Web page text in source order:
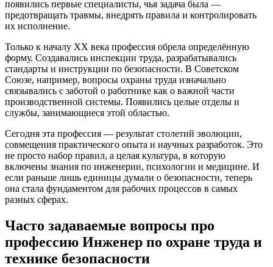
появились первые специалисты, чья задача была —
предотвращать травмы, внедрять правила и контролировать
их исполнение.
Только к началу XX века профессия обрела определённую
форму. Создавались инспекции труда, разрабатывались
стандарты и инструкции по безопасности. В Советском
Союзе, например, вопросы охраны труда изначально
связывались с заботой о работнике как о важной части
производственной системы. Появились целые отделы и
службы, занимающиеся этой областью.
Сегодня эта профессия — результат столетий эволюции,
совмещения практического опыта и научных разработок. Это
не просто набор правил, а целая культура, в которую
включены знания по инженерии, психологии и медицине. И
если раньше лишь единицы думали о безопасности, теперь
она стала фундаментом для рабочих процессов в самых
разных сферах.
Часто задаваемые вопросы про
профессию Инженер по охране труда и
технике безопасности